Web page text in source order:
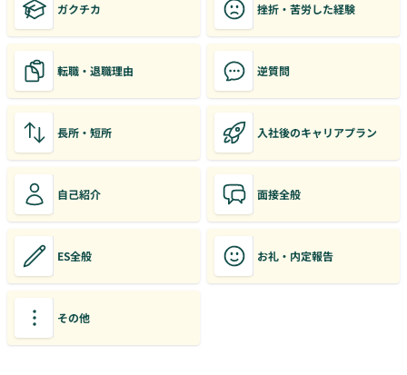
ガクチカ 挫折・苦労した経験
転職・退職理由 逆質問
長所・短所 入社後のキャリアプラン
自己紹介 面接全般
ES全般 お礼・内定報告
その他